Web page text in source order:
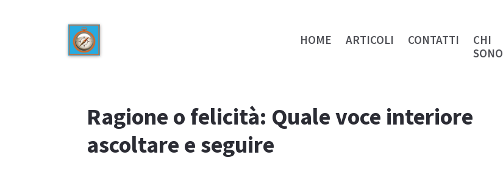
HOME ARTICOLI CONTATTI
CHI
SONO
Ragione o felicità: Quale voce interiore
ascoltare e seguire